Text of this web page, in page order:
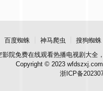
百度蜘蛛 神马爬虫 搜狗蜘蛛
影院免费在线观看热播电视剧大全
Copyright © 2023
浙ICP备